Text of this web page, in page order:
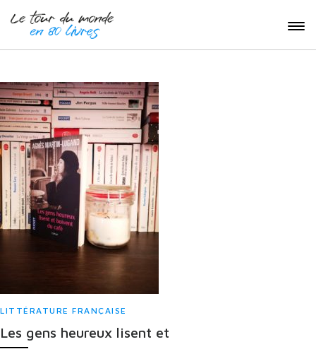
LITTÉRATURE FRANÇAISE
Les gens heureux lisent et